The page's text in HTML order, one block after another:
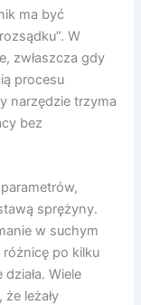
ma być
W
zwłaszcza gdy
procesu
narzędzie trzyma
bez
sprężyny.
w suchym
różnicę po kilku
Wiele
leżały